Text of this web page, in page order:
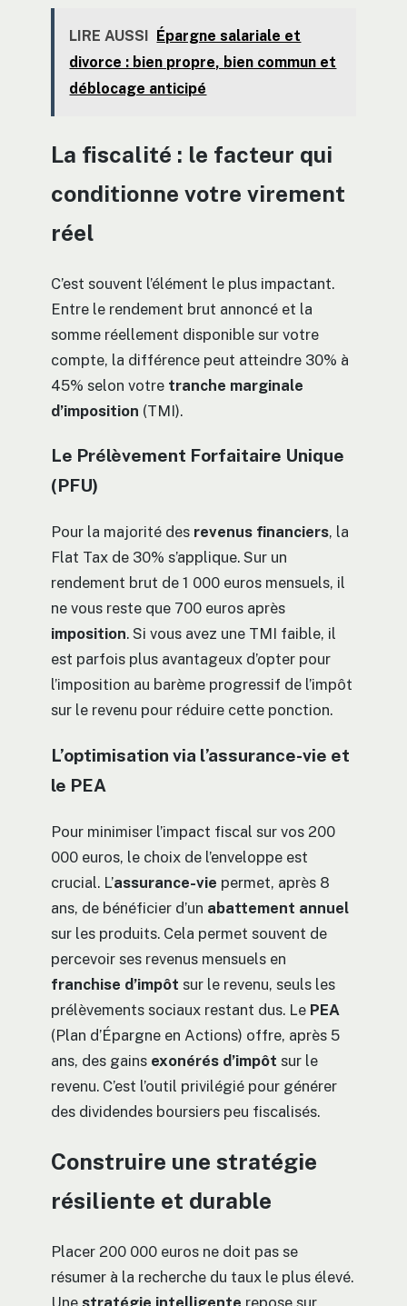
LIRE AUSSI Épargne salariale et
divorce : bien propre, bien commun et
déblocage anticipé
La fiscalité : le facteur qui
conditionne votre virement
réel
C’est souvent l’élément le plus impactant.
Entre le rendement brut annoncé et la
somme réellement disponible sur votre
compte, la différence peut atteindre 30% à
45% selon votre tranche marginale
d’imposition (TMI).
Le Prélèvement Forfaitaire Unique
(PFU)
Pour la majorité des revenus financiers, la
Flat Tax de 30% s’applique. Sur un
rendement brut de 1 000 euros mensuels, il
ne vous reste que 700 euros après
imposition. Si vous avez une TMI faible, il
est parfois plus avantageux d’opter pour
l’imposition au barème progressif de l’impôt
sur le revenu pour réduire cette ponction.
L’optimisation via l’assurance-vie et
le PEA
Pour minimiser l’impact fiscal sur vos 200
000 euros, le choix de l’enveloppe est
crucial. L’assurance-vie permet, après 8
ans, de bénéficier d’un abattement annuel
sur les produits. Cela permet souvent de
percevoir ses revenus mensuels en
franchise d’impôt sur le revenu, seuls les
prélèvements sociaux restant dus. Le PEA
(Plan d’Épargne en Actions) offre, après 5
ans, des gains exonérés d’impôt sur le
revenu. C’est l’outil privilégié pour générer
des dividendes boursiers peu fiscalisés.
Construire une stratégie
résiliente et durable
Placer 200 000 euros ne doit pas se
résumer à la recherche du taux le plus élevé.